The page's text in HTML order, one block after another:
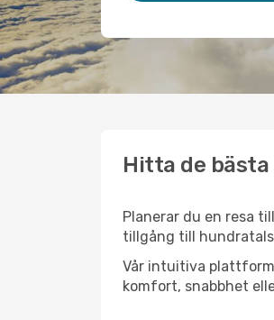
Hitta de
Planerar du en resa
tillgång till
Vår intuitiva plattform
komfort, snabbhet